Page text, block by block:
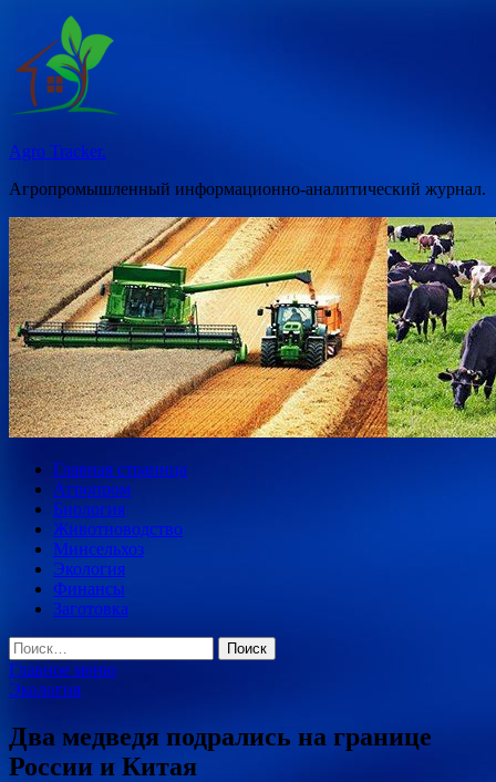
Перейти
содержимому
Agro Tracker.
Агропромышленный информационно-аналитический журнал.
Главная страница
Агропром
Биология
Животноводство
Минсельхоз
Экология
Финансы
Заготовка
Найти:
Главное меню
Экология
Два медведя подрались на границе
России и Китая